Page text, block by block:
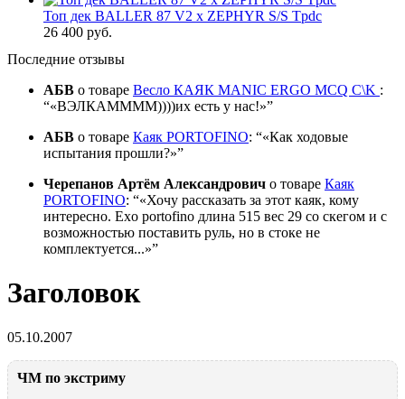
Топ дек BALLER 87 V2 x ZEPHYR S/S Tpdc
26 400 руб.
Последние отзывы
АБВ о товаре Весло КАЯК MANIC ERGO MCQ C\K :
«ВЭЛКАММММ))))их есть у нас!»
АБВ о товаре Каяк PORTOFINO:
«Как ходовые
испытания прошли?»
Черепанов Артём Александрович о товаре Каяк
PORTOFINO:
«Хочу рассказать за этот каяк, кому
интересно. Exo portofino длина 515 вес 29 со скегом и с
возможностью поставить руль, но в стоке не
комплектуется...»
Заголовок
05.10.2007
ЧМ по экстриму